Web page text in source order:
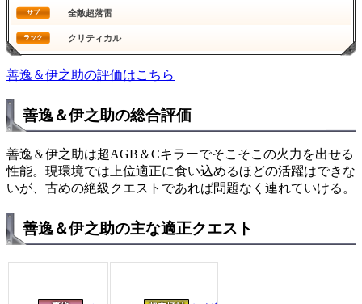
サブ 全敵超落雷
ラック クリティカル
善逸＆伊之助の評価はこちら
善逸＆伊之助の総合評価
善逸＆伊之助は超AGB＆Cキラーでそこそこの火力を出せる
性能。現環境では上位適正に食い込めるほどの活躍はできな
いが、古めの絶級クエストであれば問題なく連れていける。
善逸＆伊之助の主な適正クエスト